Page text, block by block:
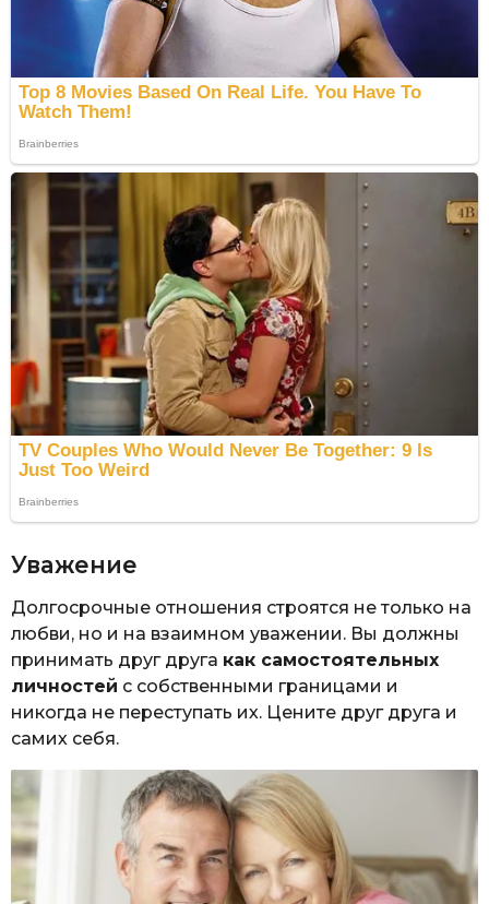
Уважение
Долгосрочные отношения строятся не только на
любви, но и на взаимном уважении. Вы должны
принимать друг друга как самостоятельных
личностей с собственными границами и
никогда не переступать их. Цените друг друга и
самих себя.